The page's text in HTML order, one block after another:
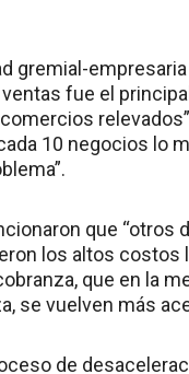
gremial-
ventas fue el
10 negocios lo
que “otros
los altos costos
que en la
se vuelven más
de